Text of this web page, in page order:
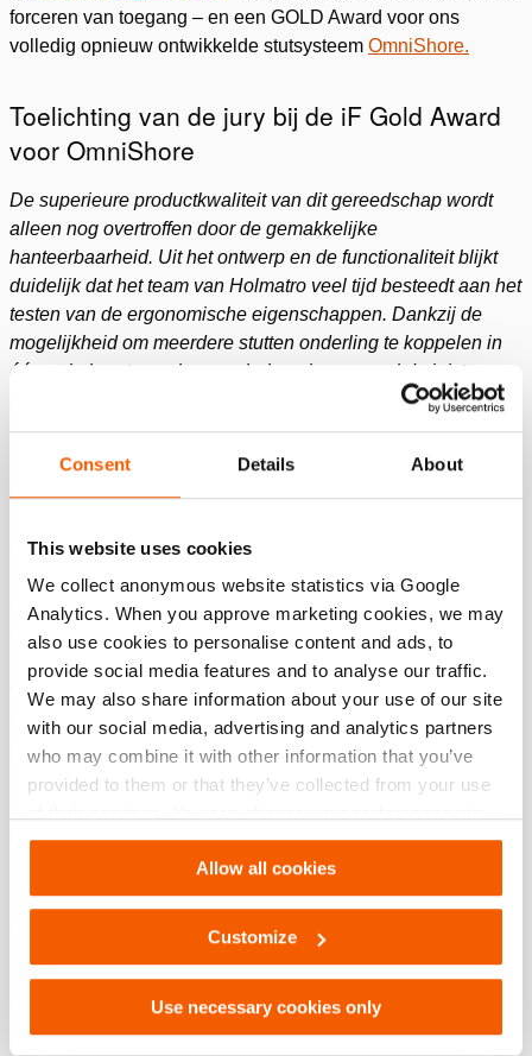
Consent Details About
This website uses cookies
We collect anonymous website statistics via Google
Analytics. When you approve marketing cookies, we may
also use cookies to personalise content and ads, to
provide social media features and to analyse our traffic.
We may also share information about your use of our site
with our social media, advertising and analytics partners
who may combine it with other information that you’ve
provided to them or that they’ve collected from your use
Settings. See ourcookiestatement.
Allow all cookies
Customize
Use necessary cookies only
forceren van toegang – en een GOLD Award voor ons
volledig opnieuw ontwikkelde stutsysteem OmniShore.
Toelichting van de jury bij de iF Gold Award
voor OmniShore
De superieure productkwaliteit van dit gereedschap wordt
alleen nog overtroffen door de gemakkelijke
hanteerbaarheid. Uit het ontwerp en de functionaliteit blijkt
duidelijk dat het team van Holmatro veel tijd besteedt aan het
testen van de ergonomische eigenschappen. Dankzij de
mogelijkheid om meerdere stutten onderling te koppelen in
één enkel systeem, kunnen hulpverleners snel de juiste
stutten plaatsen in verschillende risicovolle scenario’s.
OmniShore is een echte redder in nood!
Tweede iF GOLD Award voor Holmatro
Je wordt niet zomaar winnaar van een iF Design Award.
Deelnemers aan de competitie van 2024 moesten een
strenge selectie in twee fasen doorlopen en de strijd
aangaan met 10.800 inzendingen uit 72 landen. In het
beoordelingsproces worden vijf criteria toegepast: Idee,
vorm, functie, onderscheidbaarheid en impact. We zijn er
trots op dat we een van de slechts 75 GOLD Award-winnaars
zijn, naast onder andere Apple, Toyota, Samsung, HP en
Sony. En Holmatro heeft dit al eerder gepresteerd, namelijk
vijf iF Design Awards.
Ontworpen om levens te redden
Het is echt fantastisch dat het slimme ontwerp en de
functionaliteit van zowel deT1alsOmniShore
bekroond door de jury van iF. Maar de grootste beloning is